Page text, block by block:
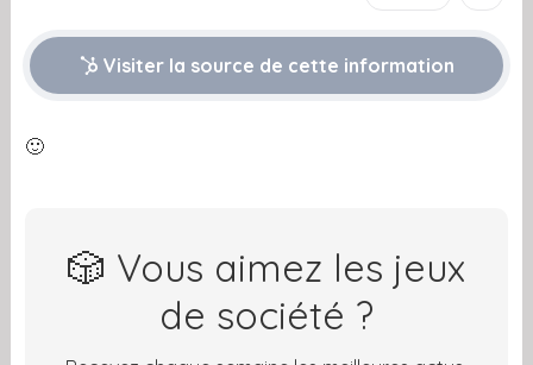
Visiter la source de cette information
🙂
🎲 Vous aimez les jeux
de société ?